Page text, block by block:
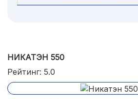
НИКАТЭН 550
Рейтинг: 5.0